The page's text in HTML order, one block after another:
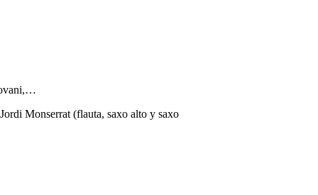
Monserrat (flauta, saxo alto y saxo